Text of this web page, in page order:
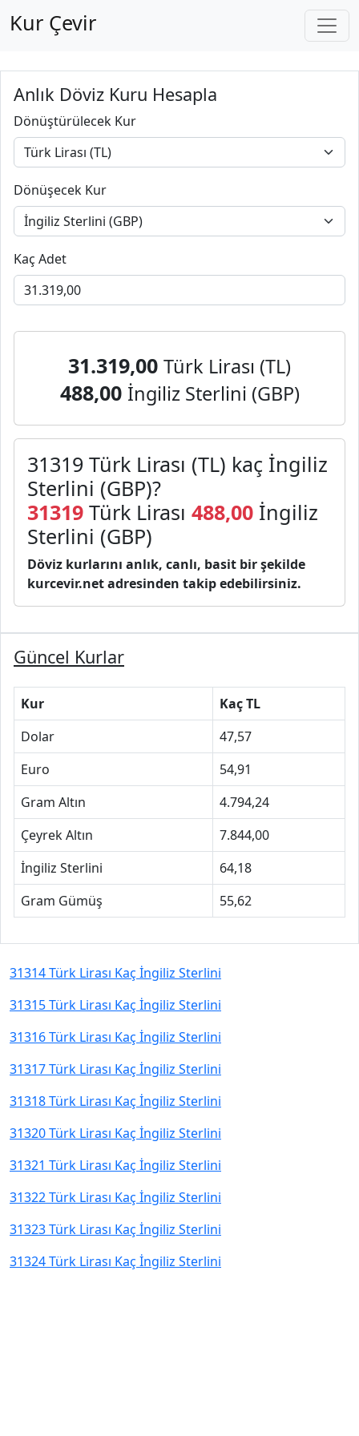
Kur Çevir
Anlık Döviz Kuru Hesapla
Dönüştürülecek Kur
Dönüşecek Kur
Kaç Adet
31.319,00 Türk Lirası (TL)
488,00 İngiliz Sterlini (GBP)
31319 Türk Lirası (TL) kaç İngiliz
Sterlini (GBP)?
31319 Türk Lirası 488,00 İngiliz
Sterlini (GBP)
Döviz kurlarını anlık, canlı, basit bir şekilde
kurcevir.net adresinden takip edebilirsiniz.
Güncel Kurlar
Kur
Kaç TL
Dolar
47,57
Euro
54,91
Gram Altın
4.794,24
Çeyrek Altın
7.844,00
İngiliz Sterlini
64,18
Gram Gümüş
55,62
31314 Türk Lirası Kaç İngiliz Sterlini
31315 Türk Lirası Kaç İngiliz Sterlini
31316 Türk Lirası Kaç İngiliz Sterlini
31317 Türk Lirası Kaç İngiliz Sterlini
31318 Türk Lirası Kaç İngiliz Sterlini
31320 Türk Lirası Kaç İngiliz Sterlini
31321 Türk Lirası Kaç İngiliz Sterlini
31322 Türk Lirası Kaç İngiliz Sterlini
31323 Türk Lirası Kaç İngiliz Sterlini
31324 Türk Lirası Kaç İngiliz Sterlini